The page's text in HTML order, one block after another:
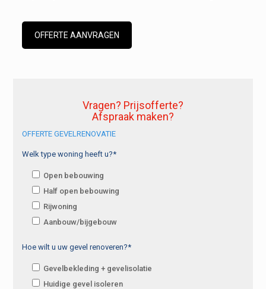
OFFERTE AANVRAGEN
Vragen? Prijsofferte?
Afspraak maken?
OFFERTE GEVELRENOVATIE
Welk type woning heeft u?*
Open bebouwing
Half open bebouwing
Rijwoning
Aanbouw/bijgebouw
Hoe wilt u uw gevel renoveren?*
Gevelbekleding + gevelisolatie
Huidige gevel isoleren